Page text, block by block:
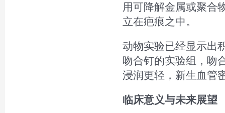
用可降解金属或聚合
立在疤痕之中。
动物实验已经显示出
吻合钉的实验组，吻
浸润更轻，新生血管
临床意义与未来展望